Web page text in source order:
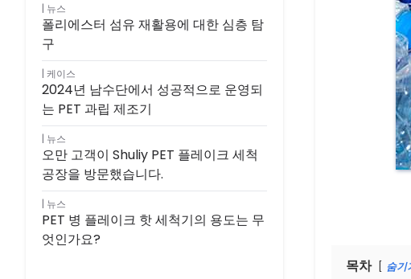
뉴스
폴리에스터 섬유 재활용에 대한 심층 탐
구
케이스
2024년 남수단에서 성공적으로 운영되
는 PET 과립 제조기
뉴스
오만 고객이 Shuliy PET 플레이크 세척
공장을 방문했습니다.
뉴스
PET 병 플레이크 핫 세척기의 용도는 무
엇인가요?
목차 숨기